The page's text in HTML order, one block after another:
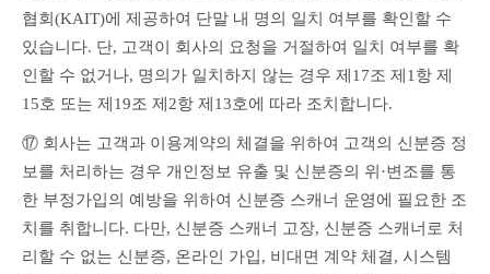
협회(KAIT)에 제공하여 단말 내 명의 일치 여부를 확인할 수
있습니다. 단, 고객이 회사의 요청을 거절하여 일치 여부를 확
인할 수 없거나, 명의가 일치하지 않는 경우 제17조 제1항 제
15호 또는 제19조 제2항 제13호에 따라 조치합니다.
⑰ 회사는 고객과 이용계약의 체결을 위하여 고객의 신분증 정
보를 처리하는 경우 개인정보 유출 및 신분증의 위·변조를 통
한 부정가입의 예방을 위하여 신분증 스캐너 운영에 필요한 조
치를 취합니다. 다만, 신분증 스캐너 고장, 신분증 스캐너로 처
리할 수 없는 신분증, 온라인 가입, 비대면 계약 체결, 시스템